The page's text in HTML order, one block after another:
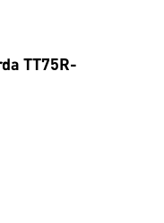
TT75R-